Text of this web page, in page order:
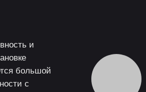
и
большой
с